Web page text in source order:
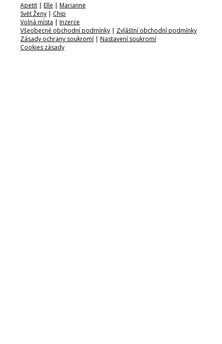
Apetit | Elle | Marianne
Svět Ženy | Chip
Volná místa | Inzerce
Všeobecné obchodní podmínky | Zvláštní obchodní podmínky
Zásady ochrany soukromí | Nastavení soukromí
Cookies zásady